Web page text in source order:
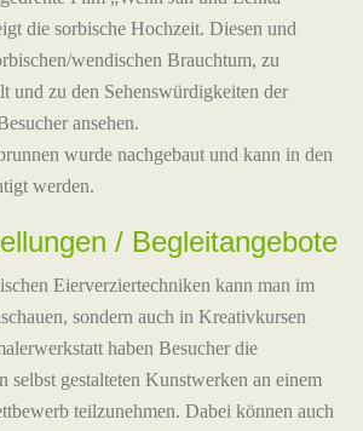
die sorbische Hochzeit. Diesen und
wendischen Brauchtum, zu
und zu den Sehenswürdigkeiten der
ansehen.
wurde nachgebaut und kann in den
werden.
/ Begleitangebote
Eierverziertechniken kann man im
sondern auch in Kreativkursen
haben Besucher die
gestalteten Kunstwerken an einem
teilzunehmen. Dabei können auch